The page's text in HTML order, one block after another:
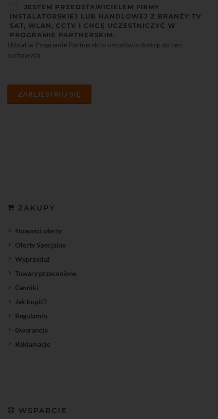
JESTEM PRZEDSTAWICIELEM FIRMY
INSTALATORSKIEJ LUB HANDLOWEJ Z BRANŻY TV
SAT, WLAN, CCTV I CHCĘ UCZESTNICZYĆ W
PROGRAMIE PARTNERSKIM.
Udział w Programie Partnerskim umożliwia dostęp do cen
hurtowych.
ZAREJESTRUJ SIĘ
ZAKUPY
Nowości oferty
Oferty Specjalne
Wyprzedaż
Towary przecenione
Cenniki
Jak kupić?
Regulamin
Gwarancja
Reklamacje
WSPARCIE